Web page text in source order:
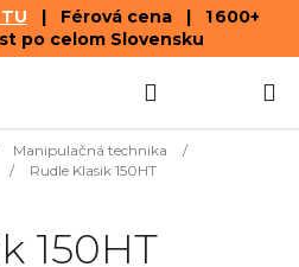
| Férová cena | 1 600+
po celom Slovensku
KOŠÍK
Manipulačná technika
/
/ Rudle Klasik 150HT
150HT